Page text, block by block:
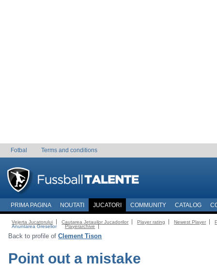
Fotbal Terms and conditions
PRIMA PAGINA NOUTATI JUCATORI COMMUNITY CATALOG
Vejerta Jucatorului Cautarea Jetauilor Jucadorilor Player rating Newest Player
Anuntarea Greselior
Playerarchive
Back to profile of Clement Tison
Point out a mistake